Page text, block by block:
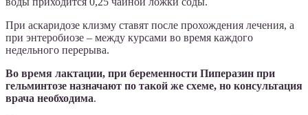
При аскаридозе клизму ставят после прохождения лечения, а
при энтеробиозе – между курсами во время каждого
недельного перерыва.
Во время лактации, при беременности Пиперазин при
гельминтозе назначают по такой же схеме, но консультация
врача необходима.